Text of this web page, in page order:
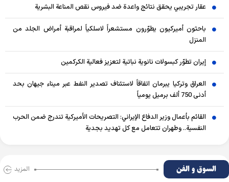
عقار تجريبي يحقق نتائج واعدة ضد فيروس نقص المناعة البشرية
باحثون أميركيون يطوّرون مستشعراً لاسلكياً لمراقبة أمراض الجلد من
المنزل
إيران تطوّر كبسولات نانوية نباتية لتعزيز فعالية الكركمين
العراق وتركيا يبرمان اتفاقاً لاستئناف تصدير النفط عبر ميناء جيهان بحد
أدنى 750 ألف برميل يومياً
القائم بأعمال وزير الدفاع الإيراني: التصريحات الأميركية تندرج ضمن الحرب
النفسية.. وطهران تتعامل مع كل تهديد بجدية
السوق و الفن المزید